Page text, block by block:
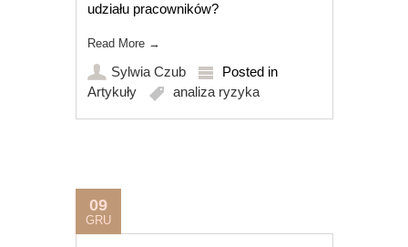
udziału pracowników?
Read More →
Sylwia Czub
Posted in
Artykuły
analiza ryzyka
09
GRU